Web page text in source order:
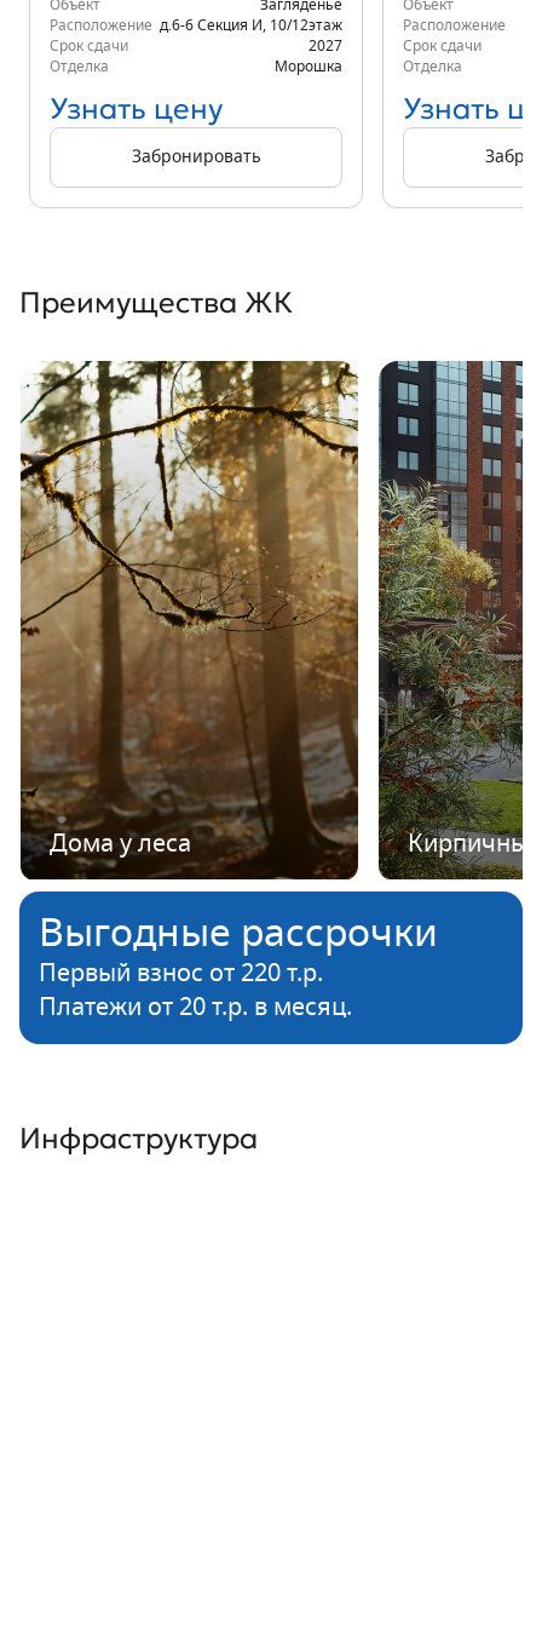
Объект
Загляденье
Расположение
д.6-6 Секция И 10/12этаж
Срок сдачи
2027
Отделка
Морошка
Узнать цену
Забронировать
Объект
Расположение
Срок сдачи
Отделка
Узнать
Преимущества ЖК
Дома у леса
Выгодные рассрочки
Первый взнос от 220 т.р.
Платежи от 20 т.р. в месяц.
Инфраструктура